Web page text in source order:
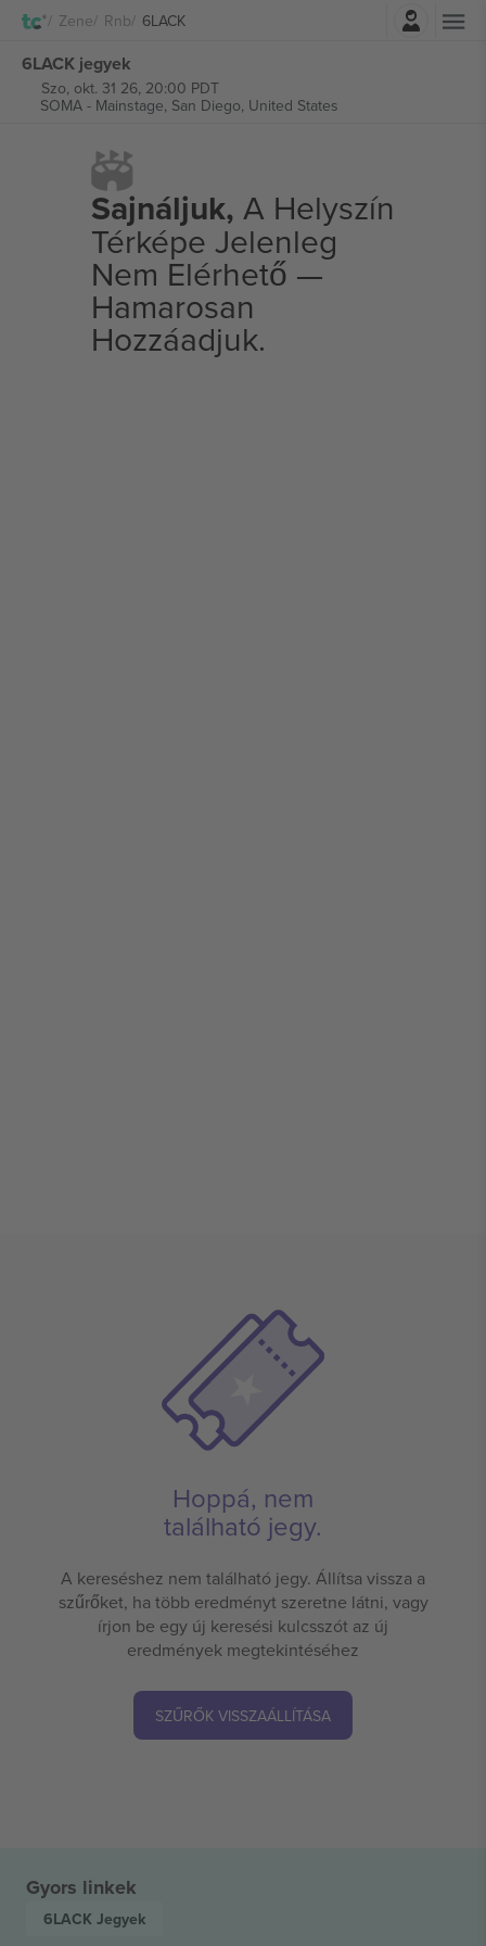
Zene Rnb 6LACK
6LACK jegyek
Szo, okt. 31 26, 20:00 PDT
SOMA - Mainstage, San Diego, United States
Sajnáljuk, A Helyszín
Térképe Jelenleg
Nem Elérhető —
Hamarosan
Hozzáadjuk.
Hoppá, nem
található jegy.
A kereséshez nem található jegy. Állítsa vissza a
szűrőket, ha több eredményt szeretne látni, vagy
írjon be egy új keresési kulcsszót az új
eredmények megtekintéséhez
SZŰRŐK VISSZAÁLLÍTÁSA
Gyors linkek
6LACK Jegyek